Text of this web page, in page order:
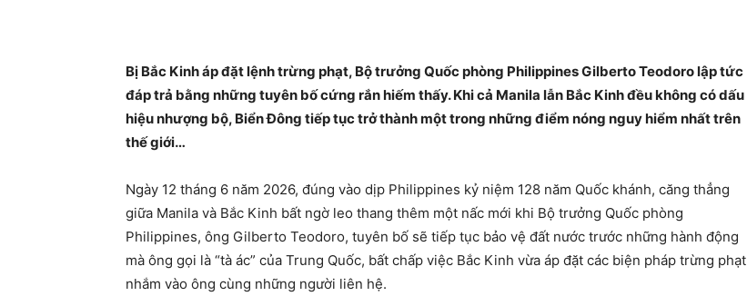
Bị Bắc Kinh áp đặt lệnh trừng phạt, Bộ trưởng Quốc phòng Philippines Gilberto Teodoro lập tức
đáp trả bằng những tuyên bố cứng rắn hiếm thấy. Khi cả Manila lẫn Bắc Kinh đều không có dấu
hiệu nhượng bộ, Biển Đông tiếp tục trở thành một trong những điểm nóng nguy hiểm nhất trên
thế giới…
Ngày 12 tháng 6 năm 2026, đúng vào dịp Philippines kỷ niệm 128 năm Quốc khánh, căng thẳng
giữa Manila và Bắc Kinh bất ngờ leo thang thêm một nấc mới khi Bộ trưởng Quốc phòng
Philippines, ông Gilberto Teodoro, tuyên bố sẽ tiếp tục bảo vệ đất nước trước những hành động
mà ông gọi là “tà ác” của Trung Quốc, bất chấp việc Bắc Kinh vừa áp đặt các biện pháp trừng phạt
nhắm vào ông cùng những người liên hệ.